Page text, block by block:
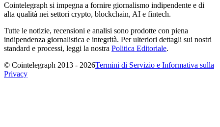
Cointelegraph si impegna a fornire giornalismo indipendente e di
alta qualità nei settori crypto, blockchain, AI e fintech.
Tutte le notizie, recensioni e analisi sono prodotte con piena
indipendenza giornalistica e integrità. Per ulteriori dettagli sui nostri
standard e processi, leggi la nostra Politica Editoriale.
© Cointelegraph 2013 - 2026Termini di Servizio e Informativa sulla
Privacy